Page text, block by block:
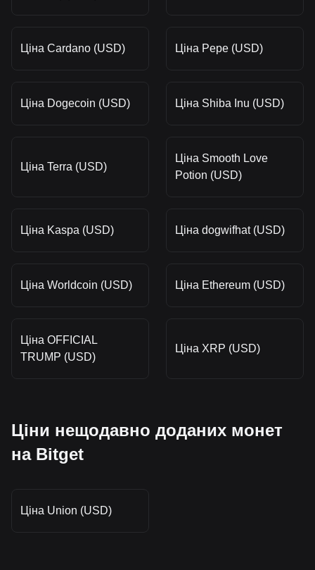
Ціна Cardano (USD) Ціна Pepe (USD)
Ціна Dogecoin (USD) Ціна Shiba Inu (USD)
Ціна Terra (USD)
Ціна Smooth Love
Potion (USD)
Ціна Kaspa (USD) Ціна dogwifhat (USD)
Ціна Worldcoin (USD) Ціна Ethereum (USD)
Ціна OFFICIAL
TRUMP (USD)
Ціна XRP (USD)
Ціни нещодавно доданих монет
на Bitget
Ціна Union (USD)